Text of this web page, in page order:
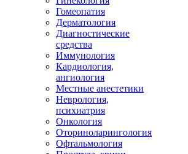
Гомеопатия
Дерматология
Диагностические
средства
Иммунология
Кардиология,
ангиология
Местные анестетики
Неврология,
психиатрия
Онкология
Оториноларингология
Офтальмология